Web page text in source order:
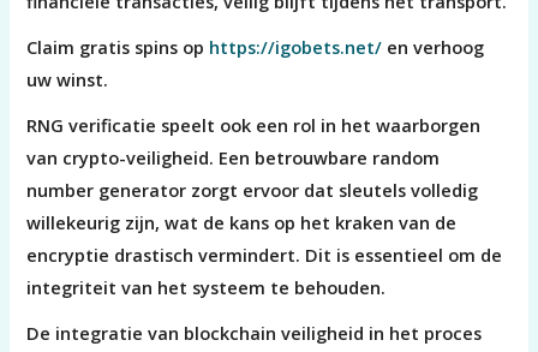
Claim gratis spins op https://igobets.net/ en verhoog
uw winst.
RNG verificatie speelt ook een rol in het waarborgen
van crypto-veiligheid. Een betrouwbare random
number generator zorgt ervoor dat sleutels volledig
willekeurig zijn, wat de kans op het kraken van de
encryptie drastisch vermindert. Dit is essentieel om de
integriteit van het systeem te behouden.
De integratie van blockchain veiligheid in het proces